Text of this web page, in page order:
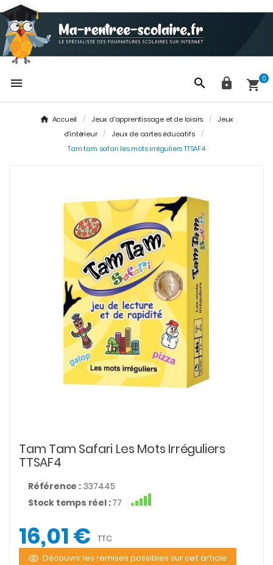
    0
Accueil Jeux d'apprentissage et de loisirs
Jeux
d'intérieur
Jeux de cartes éducatifs
Tam tam safari les mots irréguliers TTSAF4
Tam Tam Safari Les Mots Irréguliers
TTSAF4
Référence : 337445
Stock temps réel :77
16,01 €
TTC
Découvrir les remises possibles sur cet article